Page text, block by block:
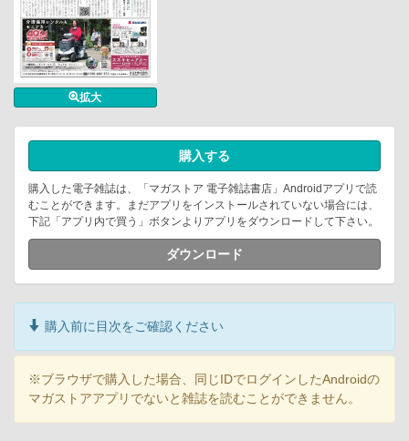
拡大
購入する
購入した電子雑誌は、「マガストア 電子雑誌書店」Androidアプリで読
むことができます。まだアプリをインストールされていない場合には、
下記「アプリ内で買う」ボタンよりアプリをダウンロードして下さい。
ダウンロード
購入前に目次をご確認ください
※ブラウザで購入した場合、同じIDでログインしたAndroidの
マガストアアプリでないと雑誌を読むことができません。